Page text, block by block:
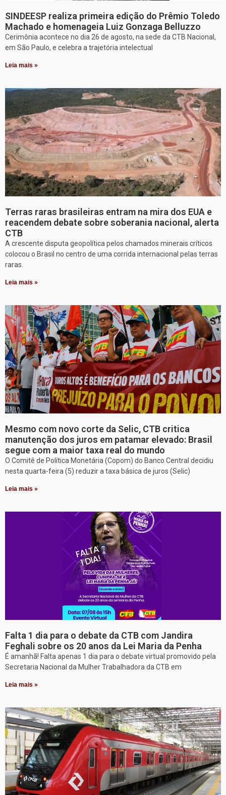
SINDEESP realiza primeira edição do Prêmio Toledo
Machado e homenageia Luiz Gonzaga Belluzzo
Cerimônia acontece no dia 26 de agosto, na sede da CTB Nacional,
em São Paulo, e celebra a trajetória intelectual
Leia mais »
Terras raras brasileiras entram na mira dos EUA e
reacendem debate sobre soberania nacional, alerta
CTB
A crescente disputa geopolítica pelos chamados minerais críticos
colocou o Brasil no centro de uma corrida internacional pelas terras
raras.
Leia mais »
Mesmo com novo corte da Selic, CTB critica
manutenção dos juros em patamar elevado: Brasil
segue com a maior taxa real do mundo
O Comitê de Política Monetária (Copom) do Banco Central decidiu
nesta quarta-feira (5) reduzir a taxa básica de juros (Selic)
Leia mais »
Falta 1 dia para o debate da CTB com Jandira
Feghali sobre os 20 anos da Lei Maria da Penha
É amanhã! Falta apenas 1 dia para o debate virtual promovido pela
Secretaria Nacional da Mulher Trabalhadora da CTB em
Leia mais »